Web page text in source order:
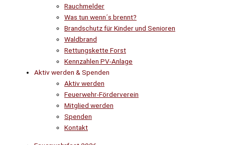
Rauchmelder
Was tun wenn´s brennt?
Brandschutz für Kinder und Senioren
Waldbrand
Rettungskette Forst
Kennzahlen PV-Anlage
Aktiv werden & Spenden
Aktiv werden
Feuerwehr-Förderverein
Mitglied werden
Spenden
Kontakt